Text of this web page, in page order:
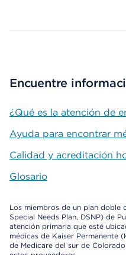
Encuentre
¿Qué es la atención de
Ayuda para encontrar
Calidad y acreditación
Glosario
Los miembros de un plan doble
Special Needs Plan, DSNP) de
atención primaria que esté
médicas de Kaiser Permanente
de Medicare del sur de